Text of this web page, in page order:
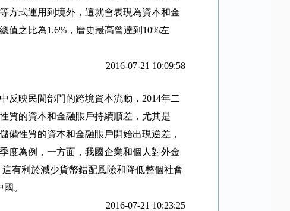
方式運用到境外，這就會表現為資本和金
值之比為1.6%，曆史最高曾達到 10%左
2016-07-21 10:09:58
反映民間部門的跨境資本流動， 2014年二
質的資本和金融賬戶持續順差，尤其是
備性質的資本和金融賬戶開始出現逆差，
度為例，一方面，我國企業和個人對外金
有利於減少貨幣錯配風險和降低整個社會
。
2016-07-21 10:23:25